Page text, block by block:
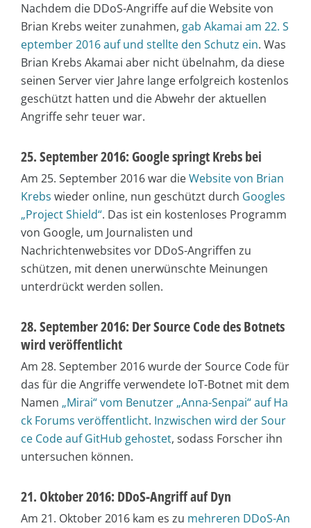
Nachdem die DDoS-Angriffe auf die Website von
Brian Krebs weiter zunahmen, gab Akamai am 22. S
eptember 2016 auf und stellte den Schutz ein. Was
Brian Krebs Akamai aber nicht übelnahm, da diese
seinen Server vier Jahre lange erfolgreich kostenlos
geschützt hatten und die Abwehr der aktuellen
Angriffe sehr teuer war.
25. September 2016: Google springt Krebs bei
Am 25. September 2016 war dieWebsite von Brian
Krebs wieder online, nun geschützt durch Googles
„Project Shield“. Das ist ein kostenloses Programm
von Google, um Journalisten und
Nachrichtenwebsites vor DDoS-Angriffen zu
schützen, mit denen unerwünschte Meinungen
unterdrückt werden sollen.
28. September 2016: Der Source Code des Botnets
wird veröffentlicht
Am 28. September 2016 wurde der Source Code für
das für die Angriffe verwendete IoT-Botnet mit dem
Namen „Mirai“ vom Benutzer „Anna-Senpai“ auf Ha
ck Forums veröffentlicht. Inzwischen wird der Sour
ce Code auf GitHub gehostet, sodass Forscher ihn
untersuchen können.
21. Oktober 2016: DDoS-Angriff auf Dyn
Am 21. Oktober 2016 kam es zu mehreren DDoS-An